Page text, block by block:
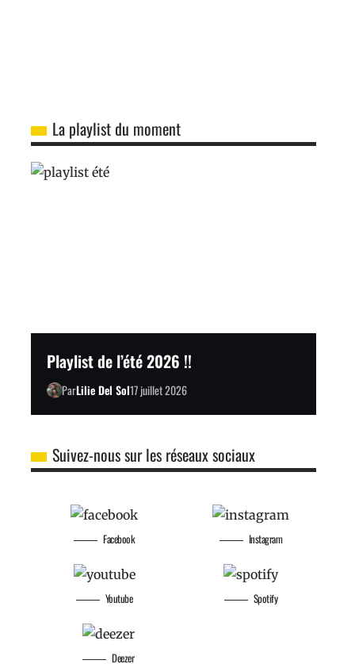
La playlist du moment
Playlist de l’été 2026 !!
ParLilie Del Sol17 juillet 2026
Suivez-nous sur les réseaux sociaux
Facebook
Youtube
Instagram
Spotify
Deezer